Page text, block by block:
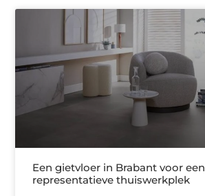
Een gietvloer in Brabant voor een
representatieve thuiswerkplek